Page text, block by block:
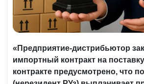
«Предприятие-дистрибьютор
импортный контракт на
контракте предусмотрено, что